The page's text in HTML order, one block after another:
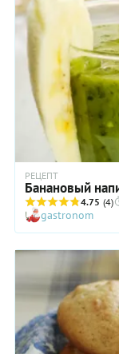
РЕЦЕПТ
Банановый
4.75 (4)
gastronom